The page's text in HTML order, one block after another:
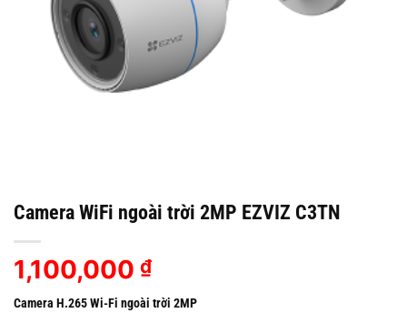
Camera WiFi ngoài trời 2MP EZVIZ C3TN
1,100,000 ₫
Camera H.265 Wi-Fi ngoài trời 2MP